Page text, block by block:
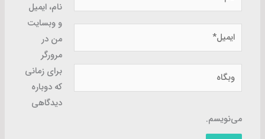
ایمیل*
وبگاه
نام، ایمیل
و وبسایت
من در
مرورگر
برای زمانی
که دوباره
دیدگاهی
می‌نویسم.